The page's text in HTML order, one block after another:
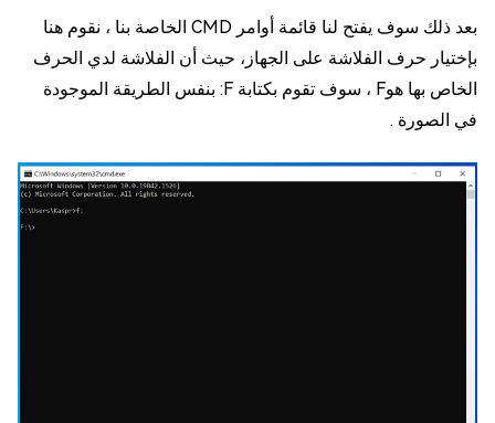
بعد ذلك سوف يفتح لنا قائمة أوامر CMD الخاصة بنا ، نقوم هنا
بإختيار حرف الفلاشة على الجهاز، حيث أن الفلاشة لدي الحرف
الخاص بها هوF ، سوف تقوم بكتابة F: بنفس الطريقة الموجودة
في الصورة .